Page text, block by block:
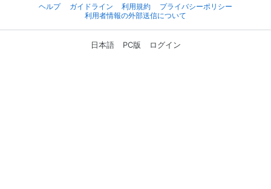
ヘルプ
ガイドライン 利用規約
プライバシーポリシー
利用者情報の外部送信について
日本語 PC版 ログイン